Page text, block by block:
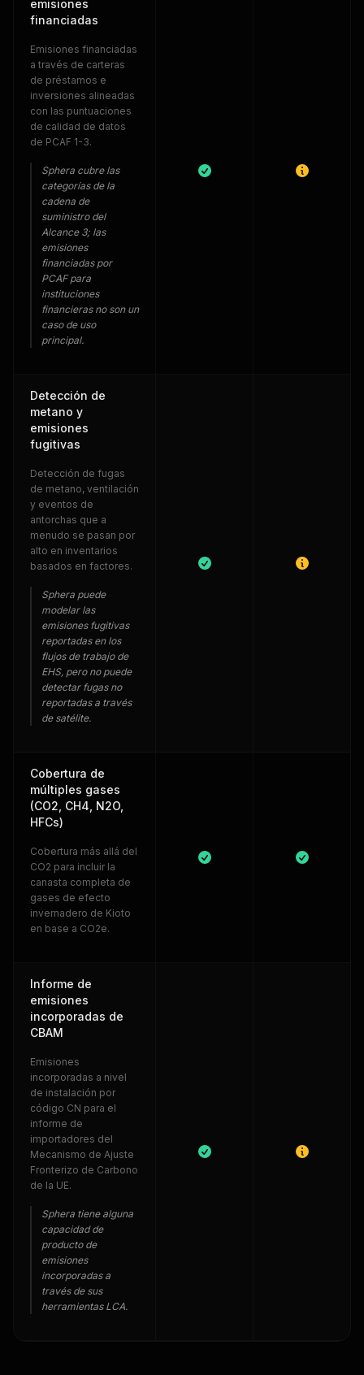
emisiones
financiadas
Emisiones financiadas
a través de carteras
de préstamos e
inversiones alineadas
con las puntuaciones
de calidad de datos
de PCAF 1-3.
Sphera cubre las
categorías de la
cadena de
suministro del
Alcance 3; las
emisiones
financiadas por
PCAF para
instituciones
financieras no son un
caso de uso
principal.
Detección de
metano y
emisiones
fugitivas
Detección de fugas
de metano, ventilación
y eventos de
antorchas que a
menudo se pasan por
alto en inventarios
basados en factores.
Sphera puede
modelar las
emisiones fugitivas
reportadas en los
flujos de trabajo de
EHS, pero no puede
detectar fugas no
reportadas a través
de satélite.
Cobertura de
múltiples gases
(CO2, CH4, N2O,
HFCs)
Cobertura más allá del
CO2 para incluir la
canasta completa de
gases de efecto
invernadero de Kioto
en base a CO2e.
Informe de
emisiones
incorporadas de
CBAM
Emisiones
incorporadas a nivel
de instalación por
código CN para el
informe de
importadores del
Mecanismo de Ajuste
Fronterizo de Carbono
de la UE.
Sphera tiene alguna
capacidad de
producto de
emisiones
incorporadas a
través de sus
herramientas LCA.